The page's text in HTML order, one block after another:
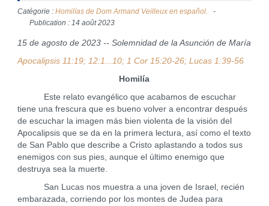
Catégorie : Homilías de Dom Armand Veilleux en español.
Publication : 14 août 2023
15 de agosto de 2023 -- Solemnidad de la Asunción de María
Apocalipsis 11:19; 12:1...10; 1 Cor 15:20-26; Lucas 1:39-56
Homilía
Este relato evangélico que acabamos de escuchar
tiene una frescura que es bueno volver a encontrar después
de escuchar la imagen más bien violenta de la visión del
Apocalipsis que se da en la primera lectura, así como el texto
de San Pablo que describe a Cristo aplastando a todos sus
enemigos con sus pies, aunque el último enemigo que
destruya sea la muerte.
San Lucas nos muestra a una joven de Israel, recién
embarazada, corriendo por los montes de Judea para